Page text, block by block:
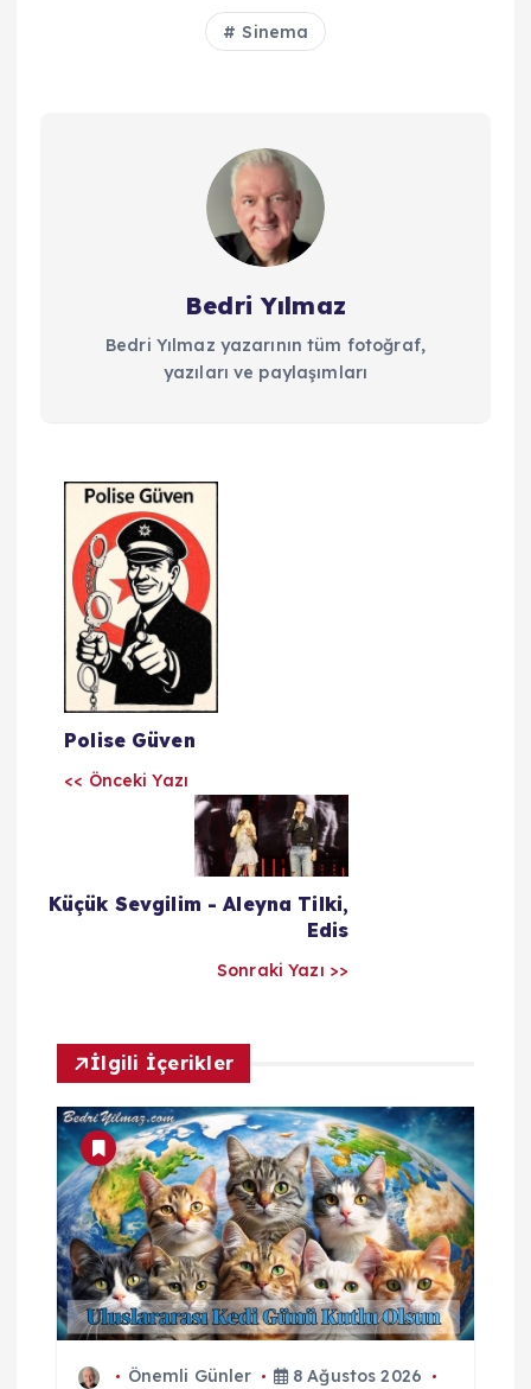
Sinema
Bedri Yılmaz
Bedri Yılmaz yazarının tüm fotoğraf,
yazıları ve paylaşımları
Y
a
z
a
ı
Polise Güven
<< Önceki Yazı
Küçük Sevgilim - Aleyna Tilki,
Edis
Sonraki Yazı >>
İlgili İçerikler
Önemli Günler
8 Ağustos 2026